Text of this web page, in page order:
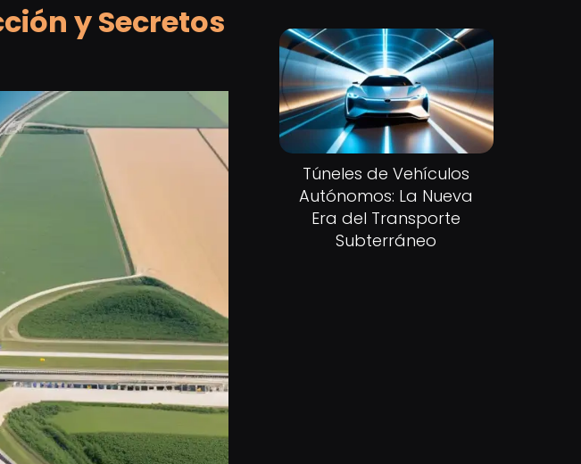
y Secretos
Túneles de Vehículos
Autónomos: La Nueva
Era del Transporte
Subterráneo